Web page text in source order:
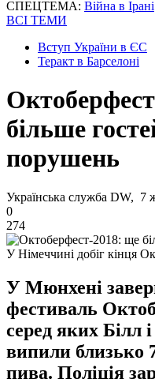
СПЕЦТЕМА: Війна в Ірані
ВСІ ТЕМИ
Вступ України в ЄС
Теракт в Барселоні
більше
порушень
Українська служба DW, 7
0
274
У Німеччині добіг кінця
У Мюнхені
фестиваль
серед яких Білл
випили близько
пива. Поліція